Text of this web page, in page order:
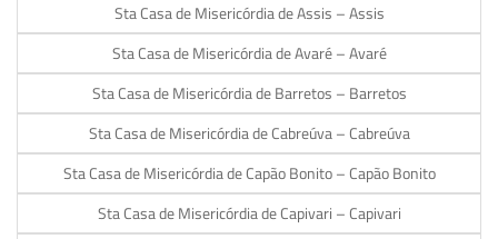
Sta Casa de Misericórdia de Assis – Assis
Sta Casa de Misericórdia de Avaré – Avaré
Sta Casa de Misericórdia de Barretos – Barretos
Sta Casa de Misericórdia de Cabreúva – Cabreúva
Sta Casa de Misericórdia de Capão Bonito – Capão Bonito
Sta Casa de Misericórdia de Capivari – Capivari